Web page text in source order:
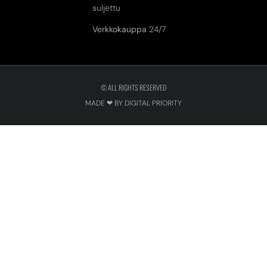
suljettu
Verkkokauppa 24/7
© ALL RIGHTS RESERVED
MADE ❤ BY DIGITAL PRIORITY